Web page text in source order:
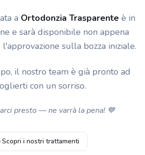
a Ortodonzia Trasparenteè in
e sarà disponibile non appena
sulla bozza iniziale.
il nostro team è già pronto ad
con un sorriso.
presto — ne varrà la pena! 💙
Scopri i nostri trattamenti